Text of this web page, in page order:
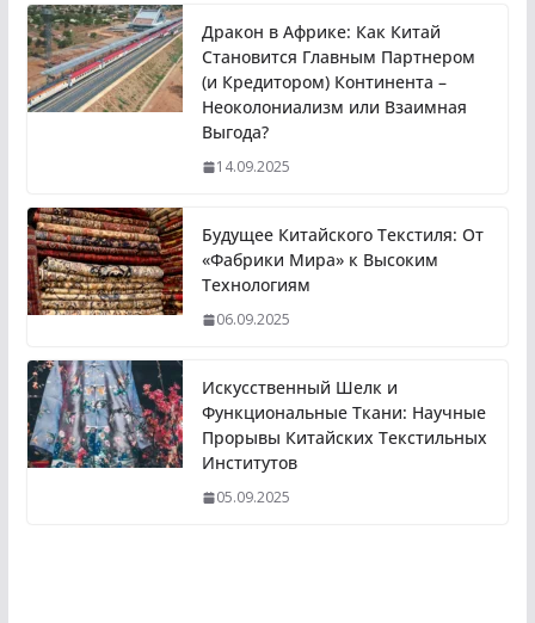
Дракон в Африке: Как Китай
Становится Главным Партнером
(и Кредитором) Континента –
Неоколониализм или Взаимная
Выгода?
14.09.2025
Будущее Китайского Текстиля: От
«Фабрики Мира» к Высоким
Технологиям
06.09.2025
Искусственный Шелк и
Функциональные Ткани: Научные
Прорывы Китайских Текстильных
Институтов
05.09.2025